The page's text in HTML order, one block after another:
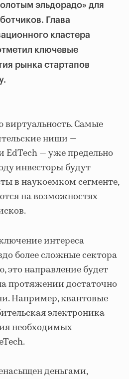
эльдорадо» для
Глава
кластера
ключевые
рынка стартапов
виртуальность. Самые
ниши —
EdTech — уже предельно
инвесторы будут
в наукоемком сегменте,
на возможностях
интереса
более сложные сектора
это направление будет
протяжении достаточно
Например, квантовые
электроника
необходимых
деньгами,